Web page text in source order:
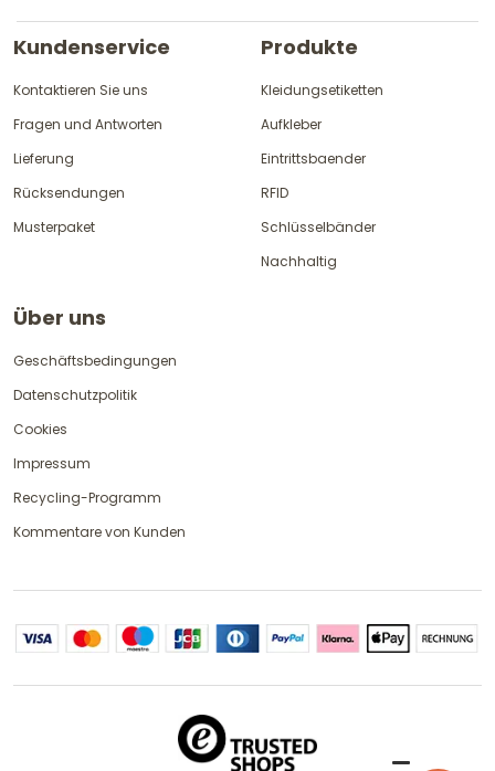
Kundenservice
Kontaktieren Sie uns
Fragen und Antworten
Lieferung
Rücksendungen
Musterpaket
Produkte
Kleidungsetiketten
Aufkleber
Eintrittsbaender
RFID
Schlüsselbänder
Nachhaltig
Über uns
Geschäftsbedingungen
Datenschutzpolitik
Cookies
Impressum
Recycling-Programm
Kommentare von Kunden